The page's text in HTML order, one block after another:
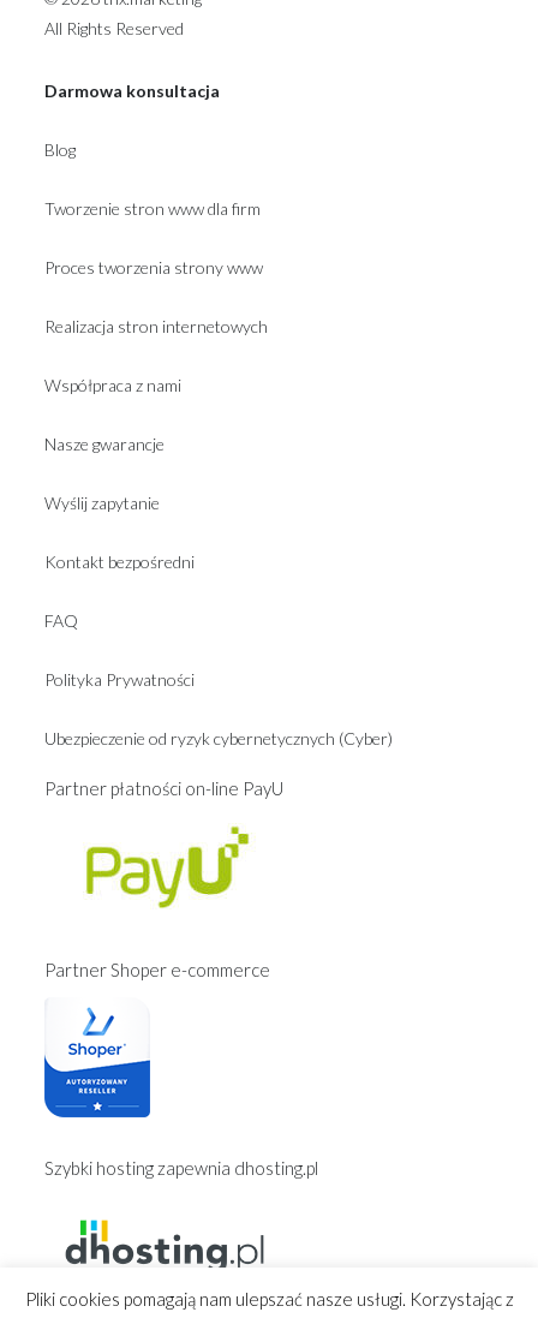
All Rights Reserved
Darmowa konsultacja
Blog
Tworzenie stron www dla firm
Proces tworzenia strony www
Realizacja stron internetowych
Współpraca z nami
Nasze gwarancje
Wyślij zapytanie
Kontakt bezpośredni
FAQ
Polityka Prywatności
Ubezpieczenie od ryzyk cybernetycznych (Cyber)
Partner płatności on-line PayU
Partner Shoper e-commerce
Szybki hosting zapewnia dhosting.pl
Pliki cookies pomagają nam ulepszać nasze usługi. Korzystając z